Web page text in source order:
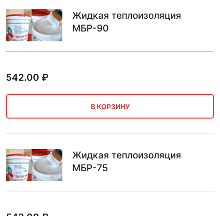
Жидкая теплоизоляция
МБР-90
542.00 ₽
В КОРЗИНУ
Жидкая теплоизоляция
МБР-75